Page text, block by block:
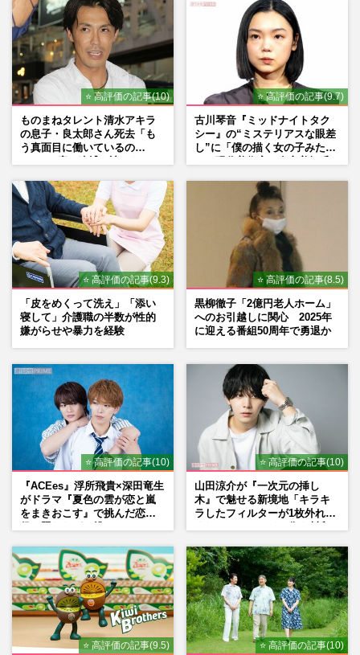
の食べ方…求められる“次…
週刊女性PRIME
《市川市動植物園》パンチくん効果で入園
者爆増「飼育員の姿は撮影禁止」SNS拡散
リスクに“異例の対応”
週刊女性PRIME 2026/7/2
ル山に「レーザー照射」の衝撃、園が明か
した真相と“動物たちの安…
週刊女性PRIME
⭐ 高評価の記事(10)
ものまねタレント清水アキラ
の息子・良太郎さん死去「も
う真面目に働いているの
⭐ 高評価の記事(9.7)
古川琴音『ミッドナイトタク
シー』の“ミステリアスな眼差
し”に「僕の描く女の子みた
⭐ 高評価の記事(9.3)
「皮をめくって洗え」「添い
寝して」介護職の半数が性的
嫌がらせや暴力を経験
⭐ 高評価の記事(8.5)
黒柳徹子「2億円老人ホーム」
へのお引越しに関心 2025年
に迎える番組50周年で勇退か
⭐ 高評価の記事(10)
『ACEes』浮所飛貴×深田竜生
がドラマ『夏色の雲が恋と嵐
をまきおこす』で挑んだ恋人
⭐ 高評価の記事(10)
山田涼介が『一次元の挿し
木』で魅せる新境地「キラキ
ラしたフィルターが1枚外れて
⭐ 高評価の記事(9.5) ⭐ 高評価の記事(10)